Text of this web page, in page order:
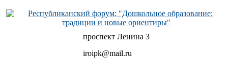
Skip
to
Республиканский форум: "Дошкольное образование:
традиции и новые ориентиры"
проспект Ленина 3
iroipk@mail.ru